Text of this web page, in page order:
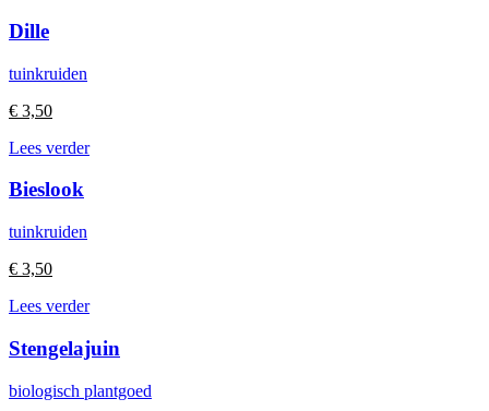
Dille
tuinkruiden
€ 3,50
Lees verder
Bieslook
tuinkruiden
€ 3,50
Lees verder
Stengelajuin
biologisch plantgoed